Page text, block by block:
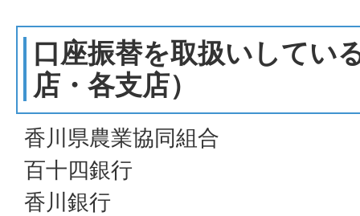
口座振替を取扱いしてい
店・各支店）
香川県農業協同組合
百十四銀行
香川銀行